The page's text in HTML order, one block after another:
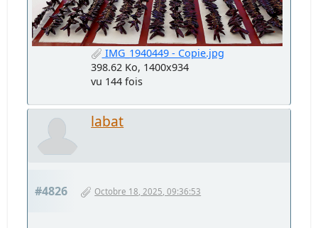
IMG_1940449 - Copie.jpg
398.62 Ko, 1400x934
vu 144 fois
labat
#4826 Octobre 18, 2025, 09:36:53